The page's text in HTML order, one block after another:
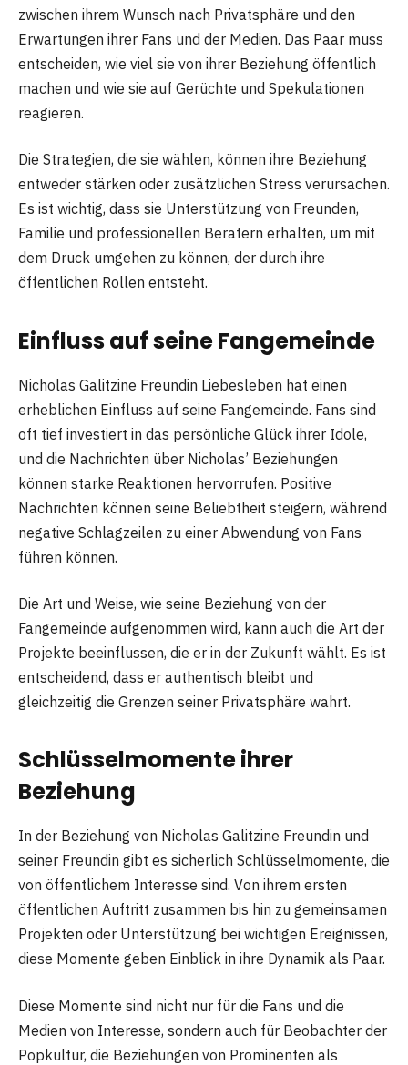
zwischen ihrem Wunsch nach Privatsphäre und den
Erwartungen ihrer Fans und der Medien. Das Paar muss
entscheiden, wie viel sie von ihrer Beziehung öffentlich
machen und wie sie auf Gerüchte und Spekulationen
reagieren.
Die Strategien, die sie wählen, können ihre Beziehung
entweder stärken oder zusätzlichen Stress verursachen.
Es ist wichtig, dass sie Unterstützung von Freunden,
Familie und professionellen Beratern erhalten, um mit
dem Druck umgehen zu können, der durch ihre
öffentlichen Rollen entsteht.
Einfluss auf seine Fangemeinde
Nicholas Galitzine Freundin Liebesleben hat einen
erheblichen Einfluss auf seine Fangemeinde. Fans sind
oft tief investiert in das persönliche Glück ihrer Idole,
und die Nachrichten über Nicholas’ Beziehungen
können starke Reaktionen hervorrufen. Positive
Nachrichten können seine Beliebtheit steigern, während
negative Schlagzeilen zu einer Abwendung von Fans
führen können.
Die Art und Weise, wie seine Beziehung von der
Fangemeinde aufgenommen wird, kann auch die Art der
Projekte beeinflussen, die er in der Zukunft wählt. Es ist
entscheidend, dass er authentisch bleibt und
gleichzeitig die Grenzen seiner Privatsphäre wahrt.
Schlüsselmomente ihrer
Beziehung
In der Beziehung von Nicholas Galitzine Freundin und
seiner Freundin gibt es sicherlich Schlüsselmomente, die
von öffentlichem Interesse sind. Von ihrem ersten
öffentlichen Auftritt zusammen bis hin zu gemeinsamen
Projekten oder Unterstützung bei wichtigen Ereignissen,
diese Momente geben Einblick in ihre Dynamik als Paar.
Diese Momente sind nicht nur für die Fans und die
Medien von Interesse, sondern auch für Beobachter der
Popkultur, die Beziehungen von Prominenten als